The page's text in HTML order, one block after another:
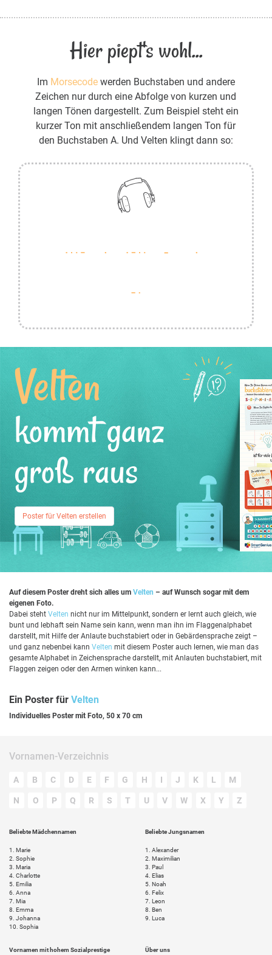
Hier piept's wohl...
Im Morsecodewerden Buchstaben und andere
Zeichen nur durch eine Abfolge von kurzen und
langen Tönen dargestellt. Zum Beispiel steht ein
kurzer Ton mit anschließendem langen Ton für
den Buchstaben A. Und Velten klingt dann so:
Velten
kommt ganz
groß raus
Poster für Velten erstellen
Auf diesem Poster dreht sich alles um Velten – auf Wunsch sogar mit dem
eigenen Foto.
Dabei steht Velten nicht nur im Mittelpunkt, sondern er lernt auch gleich, wie
bunt und lebhaft sein Name sein kann, wenn man ihn im Flaggenalphabet
darstellt, mit Hilfe der Anlaute buchstabiert oder in Gebärdensprache zeigt –
und ganz nebenbei kann Velten mit diesem Poster auch lernen, wie man das
gesamte Alphabet in Zeichensprache darstellt, mit Anlauten buchstabiert, mit
Flaggen zeigen oder den Armen winken kann...
Ein Poster für Velten
Individuelles Poster mit Foto, 50 x 70 cm
Vornamen-Verzeichnis
A B C D E F G H I J K L M
N O P Q R S T U V W X Y Z
Beliebte Mädchennamen
1. Marie
2. Sophie
3. Maria
4. Charlotte
5. Emilia
6. Anna
7. Mia
8. Emma
9. Johanna
10. Sophia
Beliebte Jungsnamen
1. Alexander
2. Maximilian
3. Paul
4. Elias
5. Noah
6. Felix
7. Leon
8. Ben
9. Luca
Vornamen mit hohem Sozialprestige Über uns